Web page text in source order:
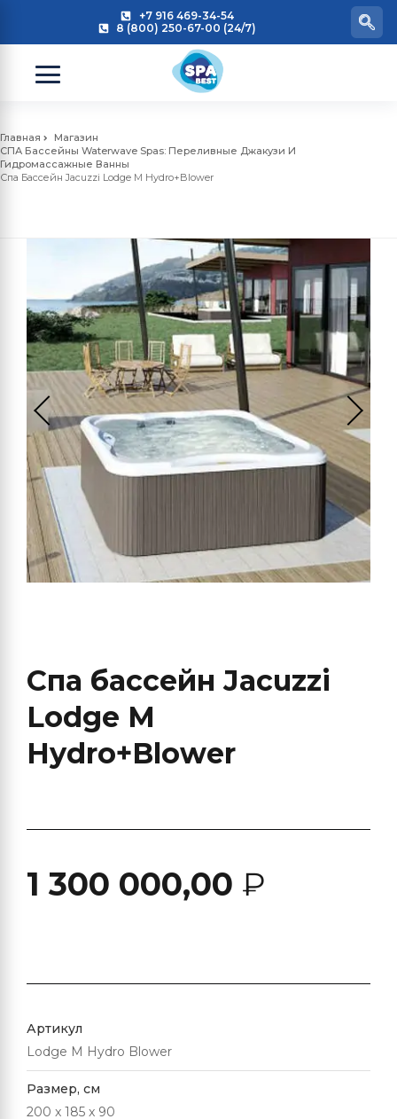
+7 916 469-34-54
8 (800) 250-67-00 (24/7)
Главная
Магазин
СПА Бассейны Waterwave Spas: Переливные Джакузи И
Гидромассажные Ванны
Спа Бассейн Jacuzzi Lodge M Hydro+Blower
Спа бассейн Jacuzzi
Lodge M
Hydro+Blower
1 300 000,00 ₽
Артикул
Lodge M Hydro Blower
Размер, см
200 x 185 x 90